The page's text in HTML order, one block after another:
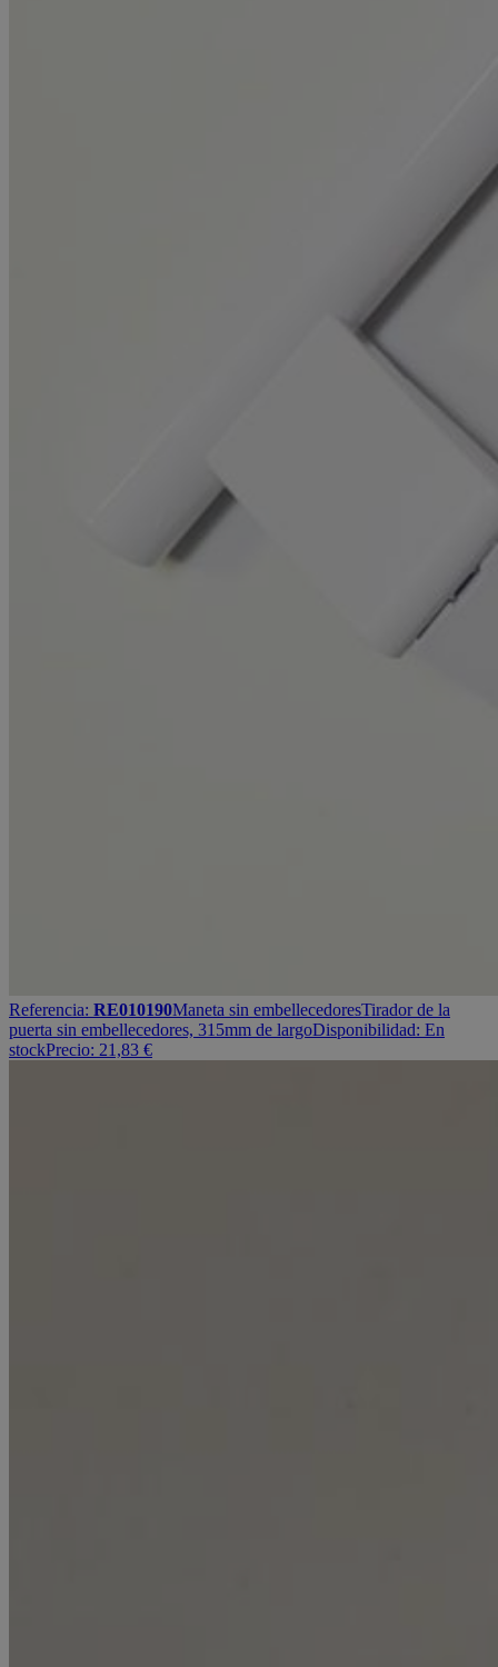
Referencia: RE010190Maneta sin embellecedoresTirador de la
puerta sin embellecedores, 315mm de largoDisponibilidad: En
stockPrecio: 21,83 €